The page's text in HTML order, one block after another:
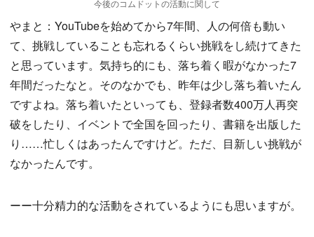
今後のコムドットの活動に関して
やまと：YouTubeを始めてから7年間、人の何倍も動い
て、挑戦していることも忘れるくらい挑戦をし続けてきた
と思っています。気持ち的にも、落ち着く暇がなかった7
年間だったなと。そのなかでも、昨年は少し落ち着いたん
ですよね。落ち着いたといっても、登録者数400万人再突
破をしたり、イベントで全国を回ったり、書籍を出版した
り……忙しくはあったんですけど。ただ、目新しい挑戦が
なかったんです。
ーー十分精力的な活動をされているようにも思いますが。